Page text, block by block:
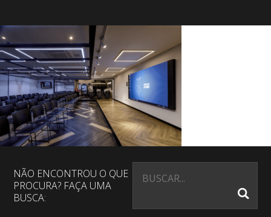
NÃO ENCONTROU O QUE
PROCURA? FAÇA UMA
BUSCA: